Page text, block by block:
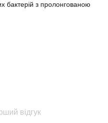
бактерій з пролонгованою
відгук